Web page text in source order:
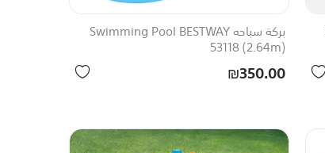
بركة سباحه Swimming Pool BESTWAY
53118 (2.64m)
₪350.00